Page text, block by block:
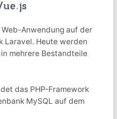
Anwendung auf der
Laravel. Heute werden
mehrere Bestandteile
das PHP-Framework
MySQL auf dem